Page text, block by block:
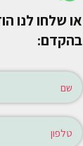
או שלחו לנו
בהקדם: